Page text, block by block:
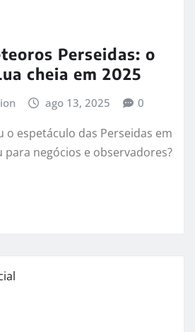
Perseidas: o
cheia em 2025
ago 13, 2025 0
o espetáculo das Perseidas em
para negócios e observadores?